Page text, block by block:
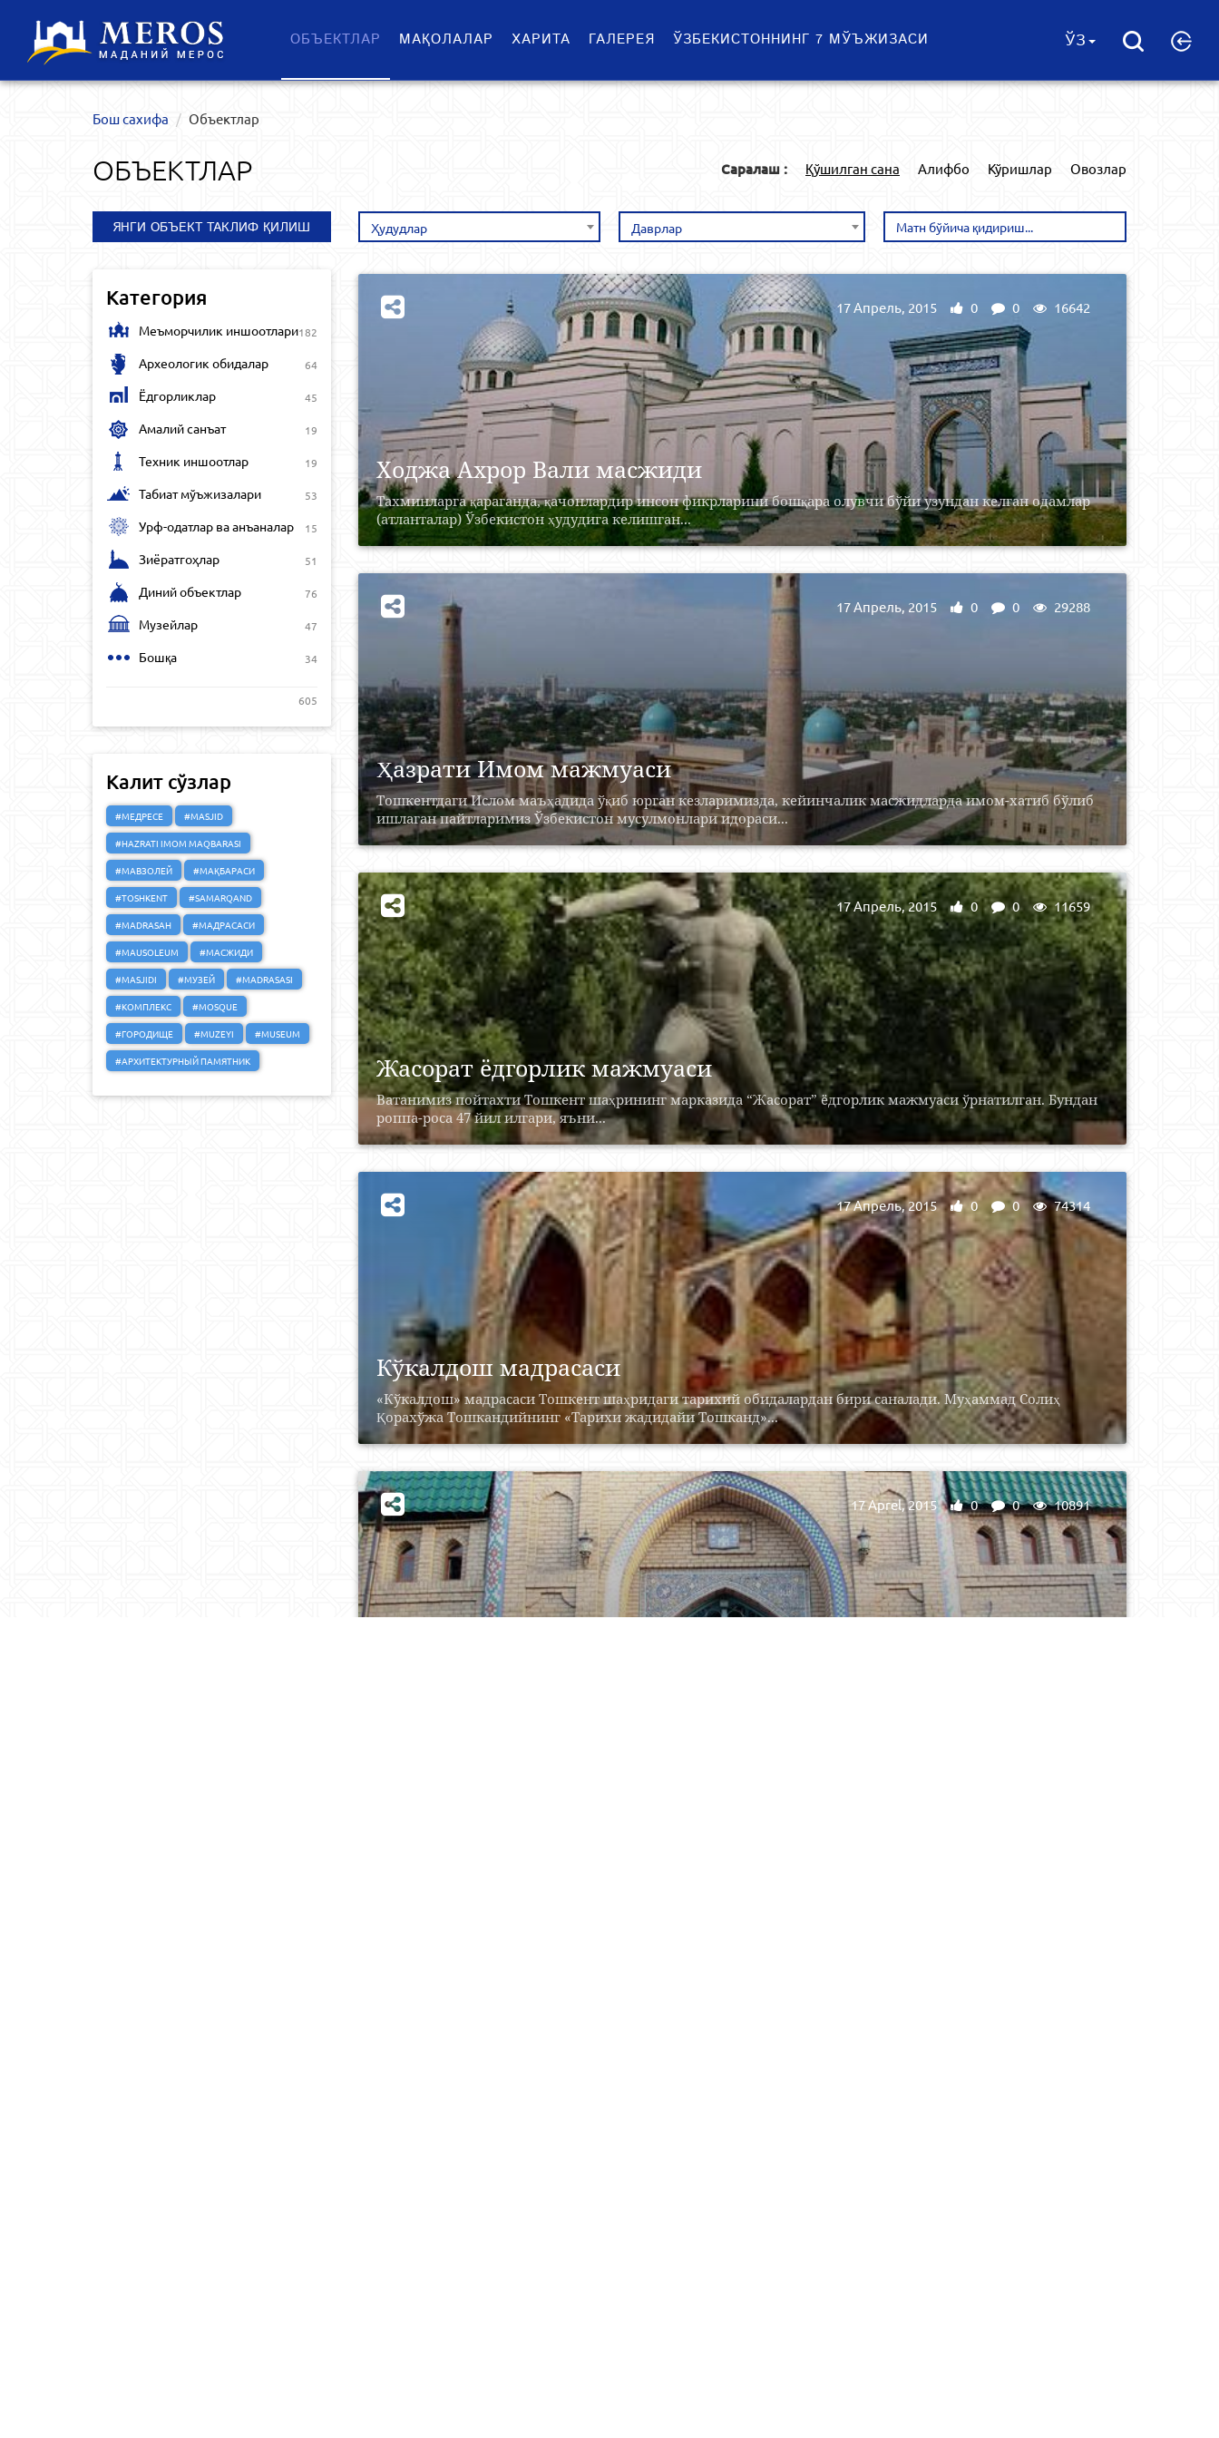
ОБЪЕКТЛАР МАҚОЛАЛАР ХАРИТА ГАЛЕРЕЯ ЎЗБЕКИСТОННИНГ 7 МЎЪЖИЗАСИ ЎЗ
Бош сахифа Объектлар
ОБЪЕКТЛАР Саралаш : Қўшилган сана Алифбо Кўришлар Овозлар
ЯНГИ ОБЪЕКТ ТАКЛИФ ҚИЛИШ
Категория
Меъморчилик иншоотлари182
Археологик обидалар 64
Ёдгорликлар 45
Амалий санъат 19
Техник иншоотлар 19
Табиат мўъжизалари 53
Урф-одатлар ва анъаналар 15
Зиёратгоҳлар 51
Диний объектлар 76
Музейлар 47
Бошқа 34
605
Калит сўзлар
#МЕДРЕСЕ
#MASJID
#HAZRATI IMOM MAQBARASI
#МАВЗОЛЕЙ
#МАҚБАРАСИ
#TOSHKENT
#SAMARQAND
#MADRASAH
#МАДРАСАСИ
#MAUSOLEUM
#МАСЖИДИ
#MASJIDI
#МУЗЕЙ
#MADRASASI
#КОМПЛЕКС
#MOSQUE
#ГОРОДИЩЕ
#MUZEYI
#MUSEUM
#АРХИТЕКТУРНЫЙ ПАМЯТНИК
Ҳудудлар Даврлар
Ходжа Ахрор Вали масжиди
Тахминларга қараганда, қачонлардир инсон фикрларини бошқара олувчи бўйи узундан келган одамлар
(атланталар) Ўзбекистон ҳудудига келишган...
17 Апрель, 2015 0 0 16642
Ҳазрати Имом мажмуаси
Тошкентдаги Ислом маъҳадида ўқиб юрган кезларимизда, кейинчалик масжидларда имом-хатиб бўлиб
ишлаган пайтларимиз Ўзбекистон мусулмонлари идораси...
17 Апрель, 2015 0 0 29288
Жасорат ёдгорлик мажмуаси
Ватанимиз пойтахти Тошкент шаҳрининг марказида “Жасорат” ёдгорлик мажмуаси ўрнатилган. Бундан
роппа-роса 47 йил илгари, яъни...
17 Апрель, 2015 0 0 11659
Кўкалдош мадрасаси
«Кўкалдош» мадрасаси Тошкент шаҳридаги тарихий обидалардан бири саналади. Муҳаммад Солиҳ
Қорахўжа Тошкандийнинг «Тарихи жадидайи Тошканд»...
17 Апрель, 2015 0 0 74314
17 Aprel, 2015 0 0 10891